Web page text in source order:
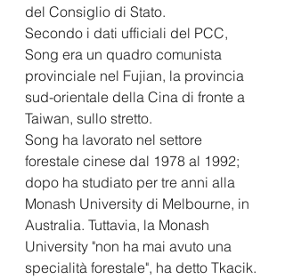
del Consiglio di Stato.
Secondo i dati ufficiali del PCC,
Song era un quadro comunista
provinciale nel Fujian, la provincia
sud-orientale della Cina di fronte a
Taiwan, sullo stretto.
Song ha lavorato nel settore
forestale cinese dal 1978 al 1992;
dopo ha studiato per tre anni alla
Monash University di Melbourne, in
Australia. Tuttavia, la Monash
University "non ha mai avuto una
specialità forestale", ha detto Tkacik.